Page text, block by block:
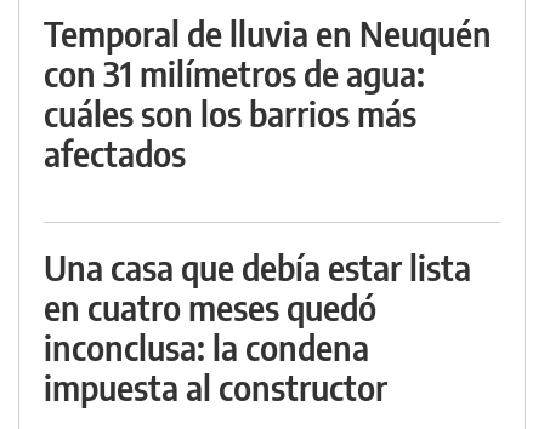
Temporal de lluvia en Neuquén
con 31 milímetros de agua:
cuáles son los barrios más
afectados
Una casa que debía estar lista
en cuatro meses quedó
inconclusa: la condena
impuesta al constructor